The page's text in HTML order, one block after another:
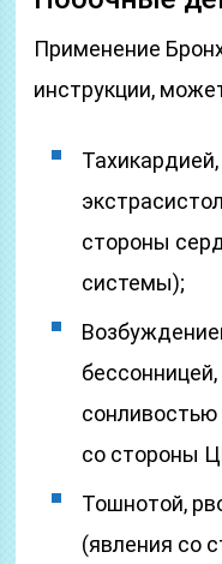
Применение
инструкции,
стороны
системы);
со стороны
Тошнотой,
(явления со